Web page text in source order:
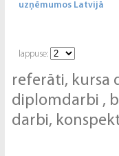
uzņēmumos Latvijā
lappuse:
referāti, kursa
diplomdarbi ,
darbi,